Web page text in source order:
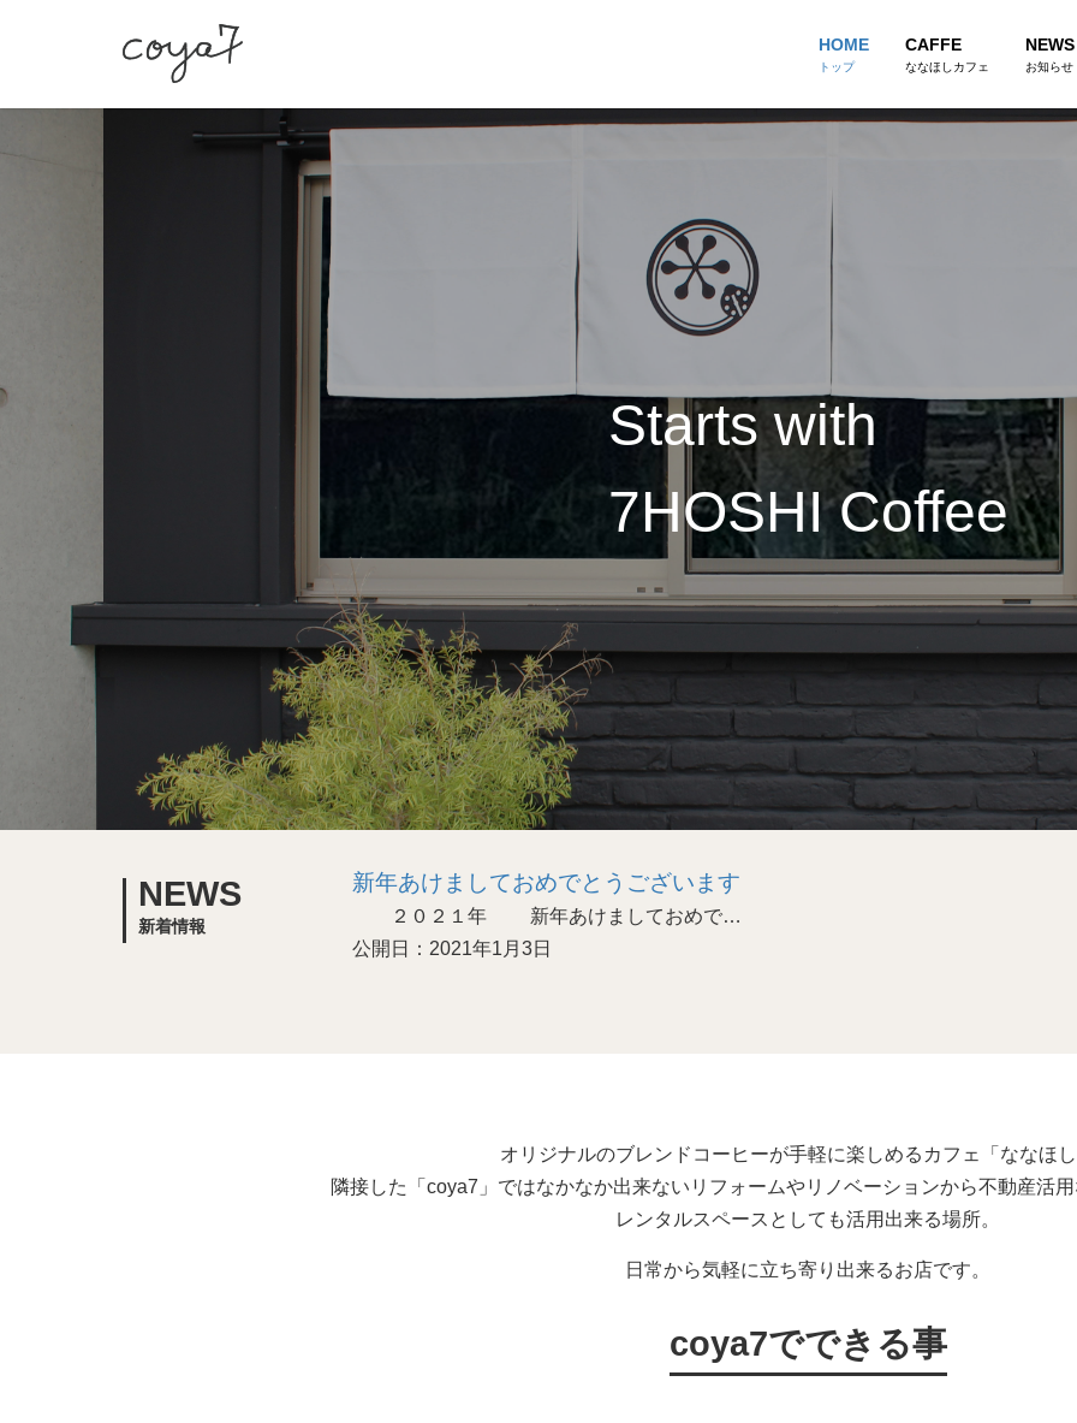
HOME
トップ
CAFFE
ななほしカフェ
NEWS
お知らせ
Starts with
7HOSHI Coffee
NEWS
新着情報
新年あけましておめでとうございます
２０２１年 新年あけましておめで…
公開日：2021年1月3日
オリジナルのブレンドコーヒーが手軽に楽しめるカフェ「ななほし
隣接した「coya7」ではなかなか出来ないリフォームやリノベーションから不動産活用
レンタルスペースとしても活用出来る場所。
日常から気軽に立ち寄り出来るお店です。
coya7でできる事